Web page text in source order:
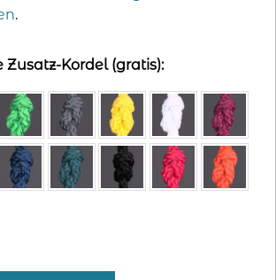
.
Kordel (gratis):